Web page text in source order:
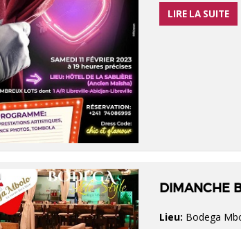
LIRE LA SUITE
DIMANCHE
Lieu: Bodega